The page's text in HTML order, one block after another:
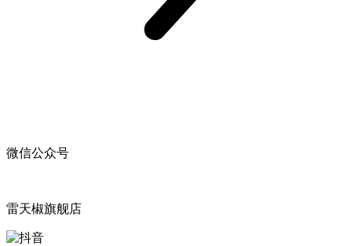
微信公众号
雷天椒旗舰店